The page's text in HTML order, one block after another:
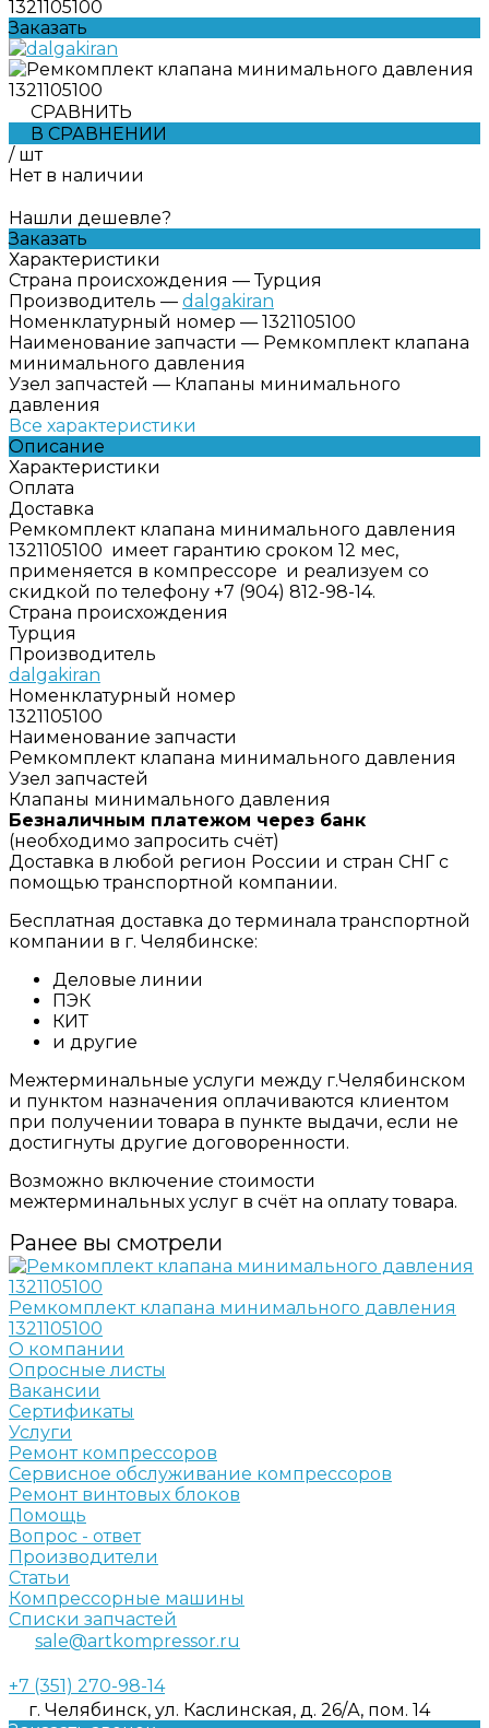
1321105100
Заказать
СРАВНИТЬ
В СРАВНЕНИИ
/ шт
Нет в наличии
Нашли дешевле?
Заказать
Характеристики
Страна происхождения — Турция
Производитель — dalgakiran
Номенклатурный номер — 1321105100
Наименование запчасти — Ремкомплект клапана
минимального давления
Узел запчастей — Клапаны минимального
давления
Все характеристики
Описание
Характеристики
Оплата
Доставка
Ремкомплект клапана минимального давления
1321105100 имеет гарантию сроком 12 мес,
применяется в компрессоре и реализуем со
скидкой по телефону +7 (904) 812-98-14.
Страна происхождения
Турция
Производитель
dalgakiran
Номенклатурный номер
1321105100
Наименование запчасти
Ремкомплект клапана минимального давления
Узел запчастей
Клапаны минимального давления
Безналичным платежом через банк
(необходимо запросить счёт)
Доставка в любой регион России и стран СНГ с
помощью транспортной компании.
Бесплатная доставка до терминала транспортной
компании в г. Челябинске:
Деловые линии
ПЭК
КИТ
и другие
Межтерминальные услуги между г.Челябинском
и пунктом назначения оплачиваются клиентом
при получении товара в пункте выдачи, если не
достигнуты другие договоренности.
Возможно включение стоимости
межтерминальных услуг в счёт на оплату товара.
Ранее вы смотрели
Ремкомплект клапана минимального давления
1321105100
О компании
Опросные листы
Вакансии
Сертификаты
Услуги
Ремонт компрессоров
Сервисное обслуживание компрессоров
Ремонт винтовых блоков
Помощь
Вопрос - ответ
Производители
Статьи
Компрессорные машины
Списки запчастей
sale@artkompressor.ru
+7 (351) 270-98-14
г. Челябинск, ул. Каслинская, д. 26/А, пом. 14